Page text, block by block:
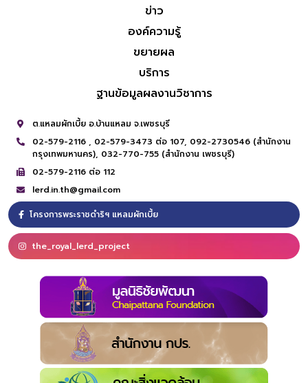
ข่าว
องค์ความรู้
ขยายผล
บริการ
ฐานข้อมูลผลงานวิชาการ
ต.แหลมผักเบี้ย อ.บ้านแหลม จ.เพชรบุรี
02-579-2116 , 02-579-3473 ต่อ 107, 092-2730546 (สำนักงาน
กรุงเทพมหานคร), 032-770-755 (สำนักงาน เพชรบุรี)
02-579-2116 ต่อ 112
lerd.in.th@gmail.com
โครงการพระราชดำริฯ แหลมผักเบี้ย
the_royal_lerd_project